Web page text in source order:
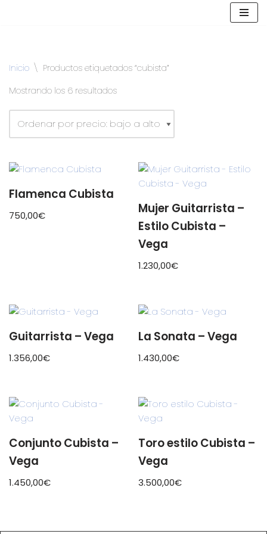
contenido
Inicio \ Productos etiquetados “cubista”
Mostrando los 6 resultados
Flamenca Cubista
750,00€
Mujer Guitarrista –
Estilo Cubista –
Vega
1.230,00€
Guitarrista – Vega
1.356,00€
La Sonata – Vega
1.430,00€
Conjunto Cubista –
Vega
1.450,00€
Toro estilo Cubista –
Vega
3.500,00€